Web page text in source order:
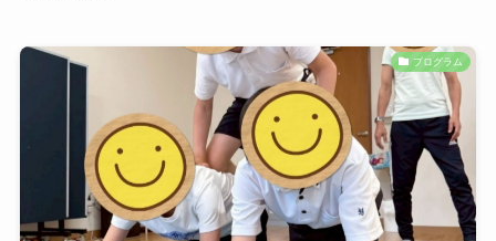
プログラム